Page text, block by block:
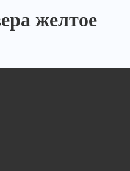
желтое